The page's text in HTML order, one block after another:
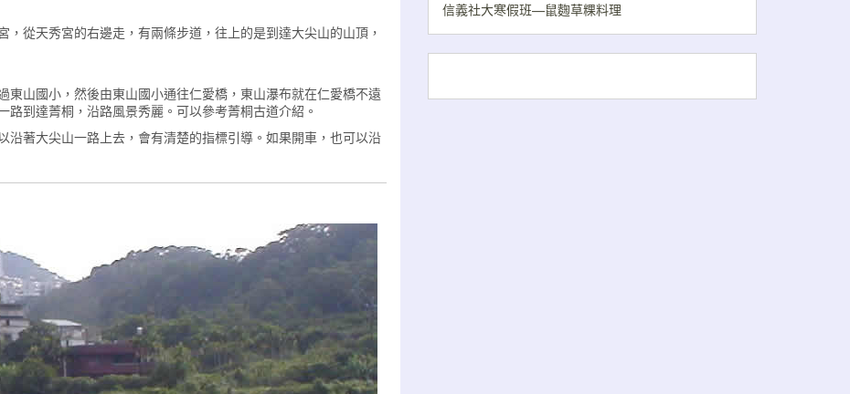
從天秀宮的右邊走，有兩條步道，往上的是到達大尖山的山頂，
東山國小，然後由東山國小通往仁愛橋，東山瀑布就在仁愛橋不遠
到達菁桐，沿路風景秀麗。可以參考菁桐古道介紹。
沿著大尖山一路上去，會有清楚的指標引導。如果開車，也可以沿
信義社大寒假班—鼠麴草粿料理